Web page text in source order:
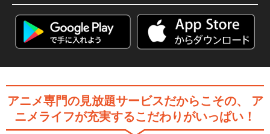
アニメ専門の見放題サービスだからこその、
ア
ニメライフが充実するこだわりがいっぱい！